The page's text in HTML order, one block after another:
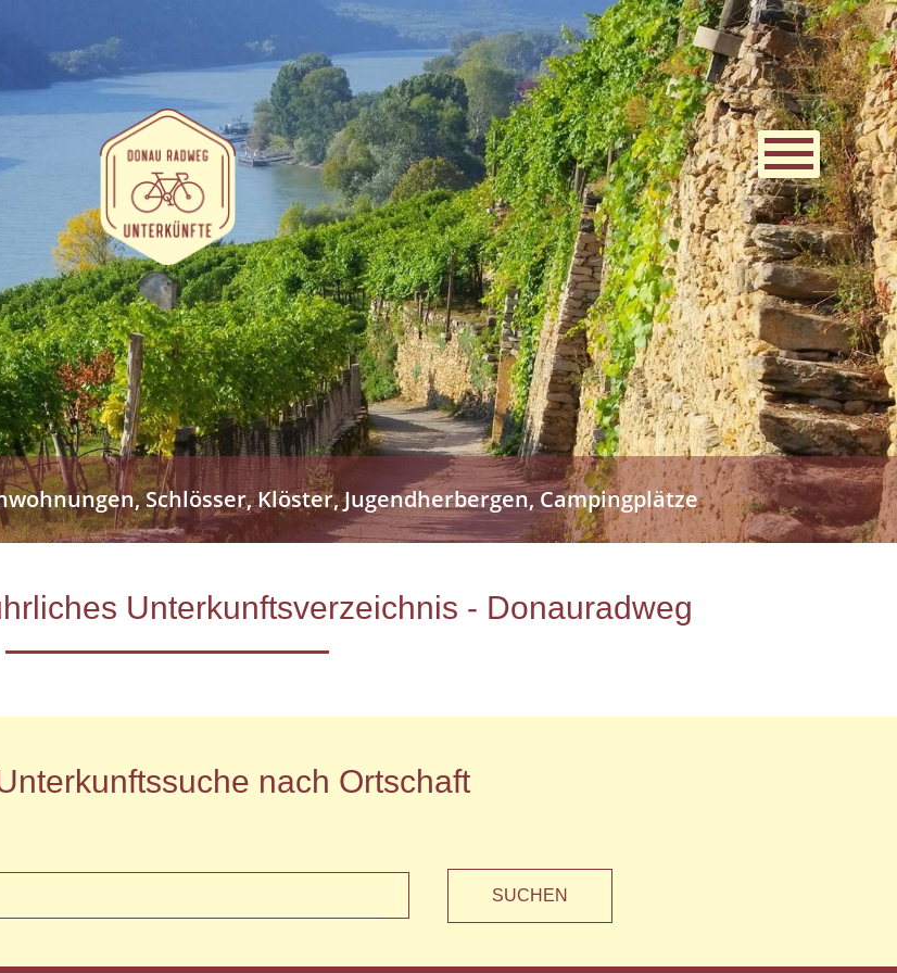
Schlösser, Klöster, Jugendherbergen, Campingplätze
Unterkunftsverzeichnis - Donauradweg
nach Ortschaft